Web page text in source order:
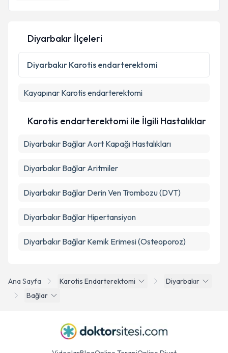
Kişisel verilerimin işlenmesine ilişkinAydınlatma
Metni
'ni okudum ve kişisel verilerimin belirtilen
kapsamda işlenmesini kabul ediyorum.
Ana Sayfa Karotis Endarterektomi
Diyarbakır
Bağlar
Diyarbakır İlçeleri
Diyarbakır Karotis endarterektomi
Kayapınar Karotis endarterektomi
Karotis endarterektomi ile İlgili Hastalıklar
Diyarbakır Bağlar Aort Kapağı Hastalıkları
Diyarbakır Bağlar Aritmiler
Diyarbakır Bağlar Derin Ven Trombozu (DVT)
Diyarbakır Bağlar Hipertansiyon
Diyarbakır Bağlar Kemik Erimesi (Osteoporoz)